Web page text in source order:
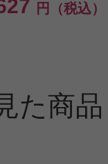
円（税込）
た商品